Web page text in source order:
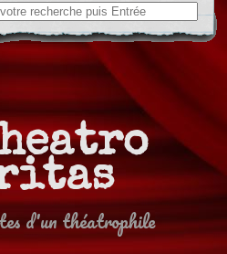
d'un théatrophile